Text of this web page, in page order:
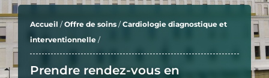
Accueil /Offre de soins /Cardiologie diagnostique et
interventionnelle /
Prendre rendez-vous en